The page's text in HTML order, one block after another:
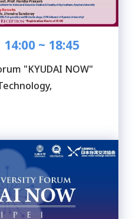
~ 18:45
"KYUDAI NOW"